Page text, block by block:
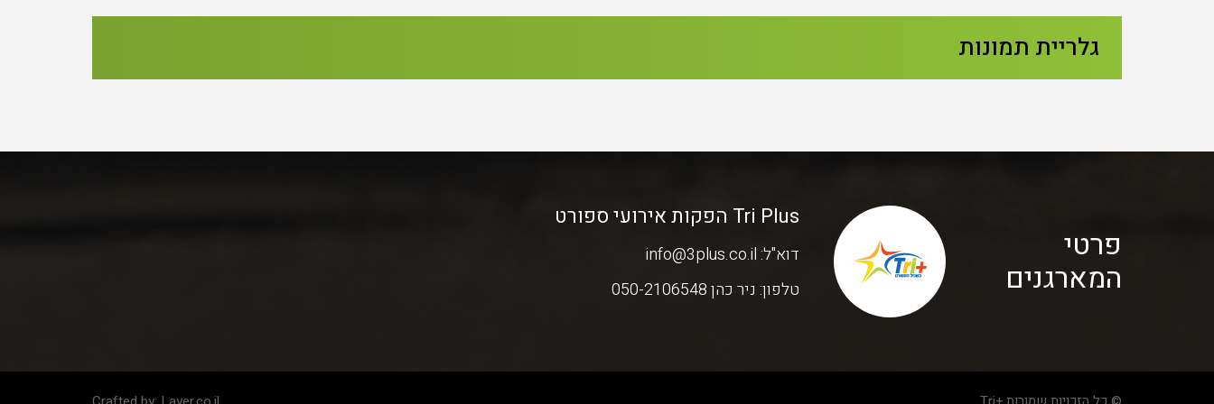
גלריית תמונות
פרטי
המארגנים
Tri Plus הפקות אירועי ספורט
דוא"ל: info@3plus.co.il
טלפון: ניר כהן 050-2106548